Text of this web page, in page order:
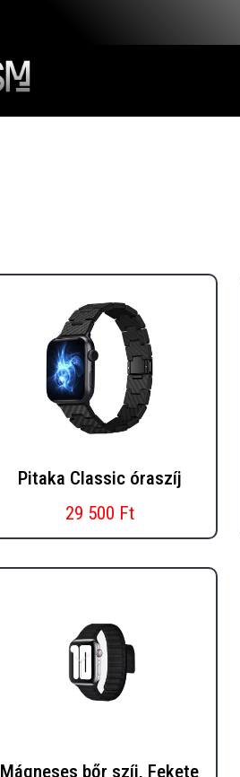
Pitaka Classic óraszíj
29 500 Ft
Mágneses bőr szíj, Fekete